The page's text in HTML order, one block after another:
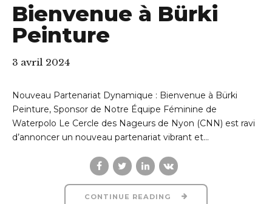
Bienvenue à Bürki
Peinture
3 avril 2024
Nouveau Partenariat Dynamique : Bienvenue à Bürki
Peinture, Sponsor de Notre Équipe Féminine de
Waterpolo Le Cercle des Nageurs de Nyon (CNN) est ravi
d’annoncer un nouveau partenariat vibrant et...
CONTINUE READING